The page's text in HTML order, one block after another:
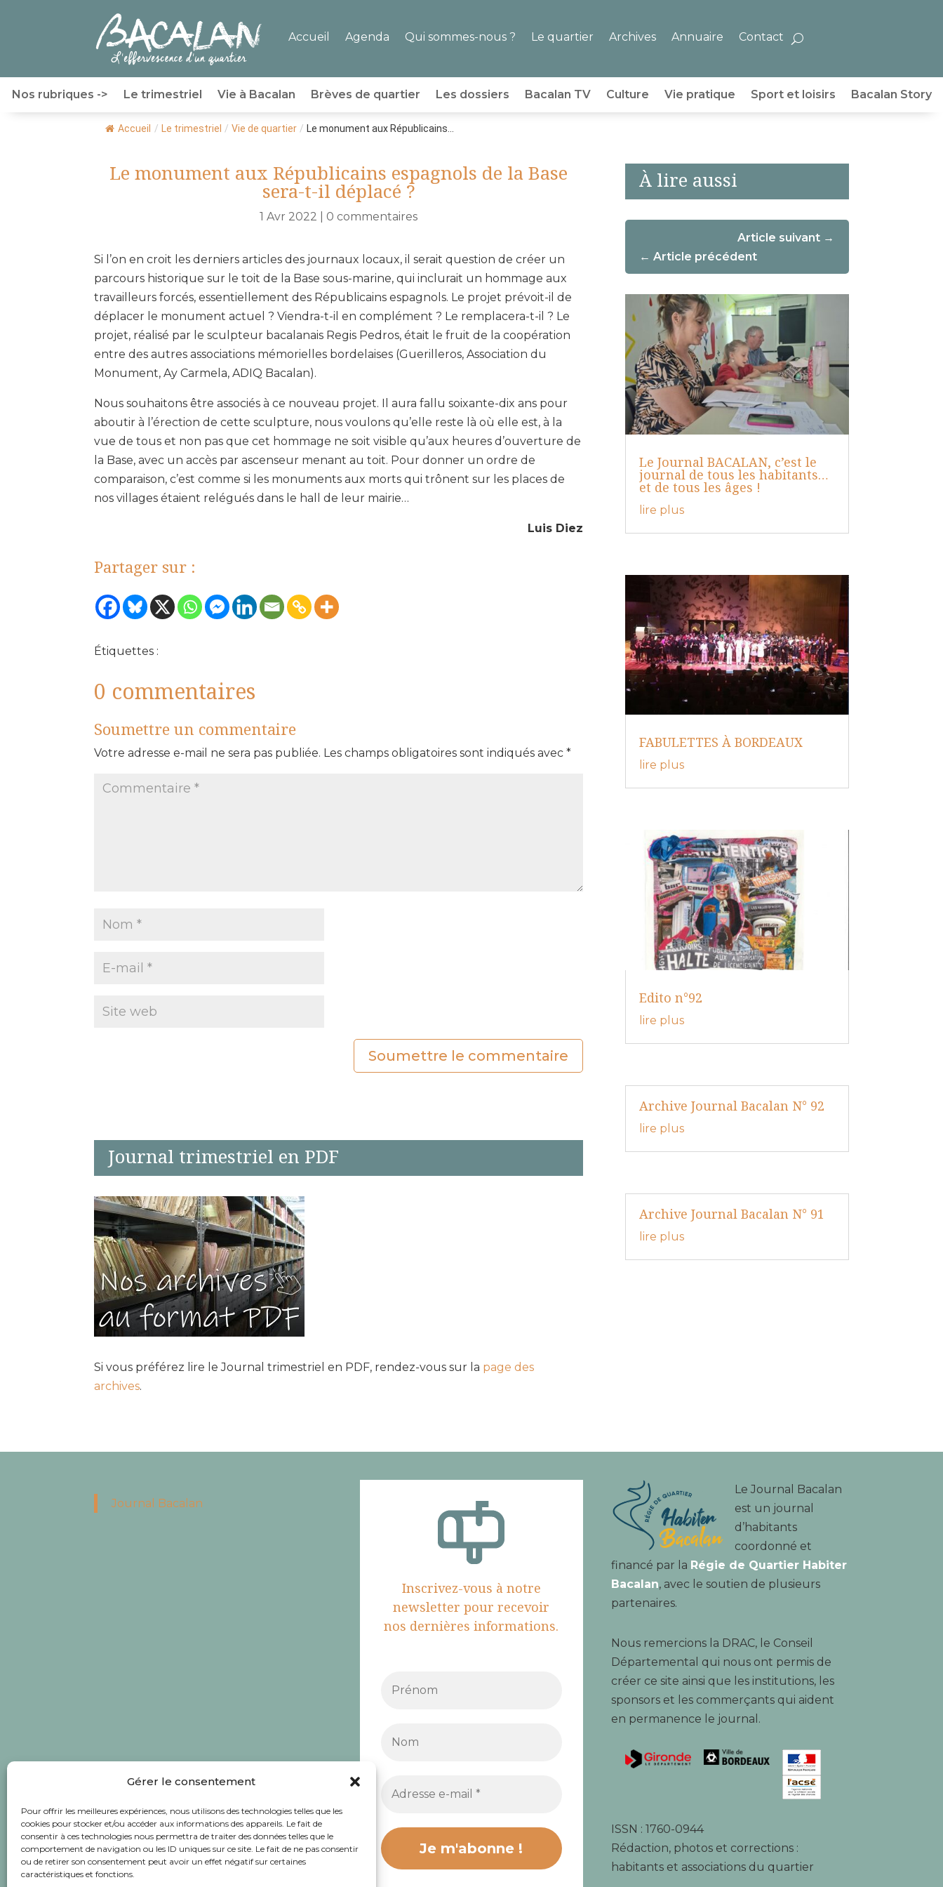
Gérer le consentement
Pour offrir les meilleures expériences, nous utilisons des technologies telles que les
cookies pour stocker et/ou accéder aux informations des appareils. Le fait de
consentir à ces technologies nous permettra de traiter des données telles que le
comportement de navigation ou les ID uniques sur ce site. Le fait de ne pas consentir
ou de retirer son consentement peut avoir un effet négatif sur certaines
caractéristiques et fonctions.
Accueil Agenda Qui sommes-nous ? Le quartier Archives Annuaire Contact
Nos rubriques -> Le trimestriel Vie à Bacalan Brèves de quartier Les dossiers Bacalan TV Culture Vie pratique Sport et loisirs Bacalan Story
Accueil / Le trimestriel / Vie de quartier / Le monument aux Républicains...
Le monument aux Républicains espagnols de la Base
sera-t-il déplacé ?
1 Avr 2022 0 commentaires
Si l’on en croit les derniers articles des journaux locaux, il serait question de créer un
parcours historique sur le toit de la Base sous-marine, qui inclurait un hommage aux
travailleurs forcés, essentiellement des Républicains espagnols. Le projet prévoit-il de
déplacer le monument actuel ? Viendra-t-il en complément ? Le remplacera-t-il ? Le
projet, réalisé par le sculpteur bacalanais Regis Pedros, était le fruit de la coopération
entre des autres associations mémorielles bordelaises (Guerilleros, Association du
Monument, Ay Carmela, ADIQ Bacalan).
Nous souhaitons être associés à ce nouveau projet. Il aura fallu soixante-dix ans pour
aboutir à l’érection de cette sculpture, nous voulons qu’elle reste là où elle est, à la
vue de tous et non pas que cet hommage ne soit visible qu’aux heures d’ouverture de
la Base, avec un accès par ascenseur menant au toit. Pour donner un ordre de
comparaison, c’est comme si les monuments aux morts qui trônent sur les places de
nos villages étaient relégués dans le hall de leur mairie…
Luis Diez
Partager sur :
Étiquettes :
0 commentaires
Soumettre un commentaire
Votre adresse e-mail ne sera pas publiée. Les champs obligatoires sont indiqués avec*
Soumettre le commentaire
Journal trimestriel en PDF
Si vous préférez lire le Journal trimestriel en PDF, rendez-vous sur la page des
archives.
À lire aussi
Article suivant
Article précédent
Le Journal BACALAN, c’est le
journal de tous les habitants…
et de tous les âges !
lire plus
FABULETTES À BORDEAUX
lire plus
Edito n°92
lire plus
Archive Journal Bacalan N° 92
lire plus
Archive Journal Bacalan N° 91
lire plus
Journal Bacalan
Inscrivez-vous à notre
newsletter pour recevoir
nos dernières informations.
Le Journal Bacalan
est un journal
d’habitants
coordonné et
financé par la Régie de Quartier Habiter
Bacalan, avec le soutien de plusieurs
partenaires.
Nous remercions la DRAC, le Conseil
Départemental qui nous ont permis de
créer ce site ainsi que les institutions, les
sponsors et les commerçants qui aident
en permanence le journal.
ISSN : 1760-0944
Rédaction, photos et corrections :
habitants et associations du quartier